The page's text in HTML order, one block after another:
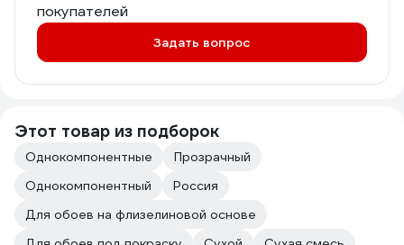
покупателей
Задать вопрос
Этот товар из подборок
Однокомпонентные
Прозрачный
Однокомпонентный
Россия
Для обоев на флизелиновой основе